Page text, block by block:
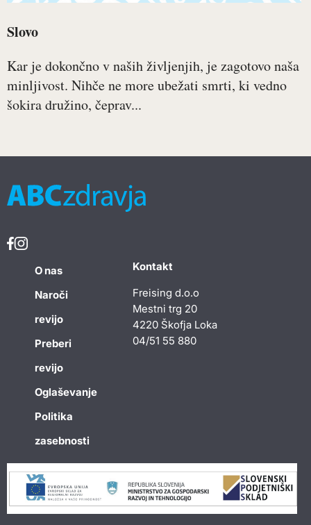
Slovo
Kar je dokončno v naših življenjih, je zagotovo naša
minljivost. Nihče ne more ubežati smrti, ki vedno
šokira družino, čeprav...
O nas
Naroči
revijo
Preberi
revijo
Oglaševanje
Politika
zasebnosti
Kontakt
Freising d.o.o
Mestni trg 20
4220 Škofja Loka
04/51 55 880